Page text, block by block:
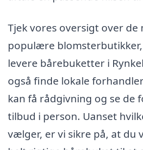
Tjek vores oversigt over de
populære
levere bårebuketter i
også finde lokale
kan få rådgivning og se de
tilbud i person. Uanset
vælger, er vi sikre på, at du